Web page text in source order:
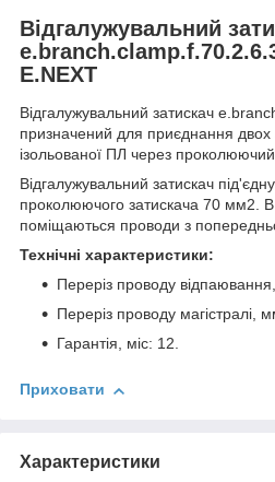
Відгалужувальний
E.NEXT
Відгалужувальний затискач
призначений для приєднання двох
ізольованої ПЛ через проколюючий
Відгалужувальний затискач
проколюючого затискача 70 мм2. В
поміщаються проводи з
Технічні характеристики:
Переріз проводу
Переріз проводу магістралі,
Гарантія, міс: 12.
Приховати
Характеристики